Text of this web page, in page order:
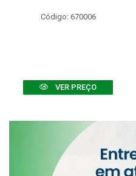
Código: 670006
VER PREÇO